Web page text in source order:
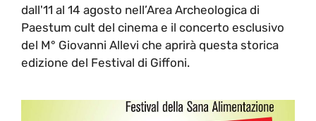
dall'11 al 14 agosto nell’Area Archeologica di
Paestum cult del cinema e il concerto esclusivo
del M° Giovanni Allevi che aprirà questa storica
edizione del Festival di Giffoni.